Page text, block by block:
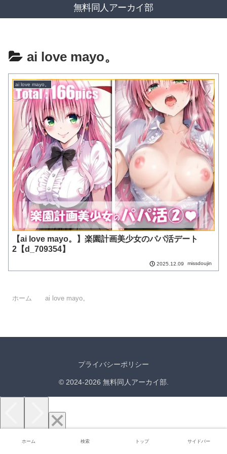
無料同人アーカイ部
ai love mayo。
ai love mayo。
【ai love mayo。】楽園計画美少女のパパ活デート
2【d_709354】
2025.12.09 missdoujin
ホーム ai love mayo。
プライバシーポリシー
© 2024-2026 無料同人アーカイ部.
ホーム 検索 トップ サイドバー